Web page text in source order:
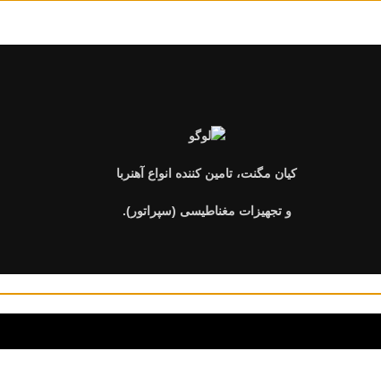
کیان مگنت، تامین کننده انواع آهنربا
و تجهیزات مغناطیسی (سپراتور).